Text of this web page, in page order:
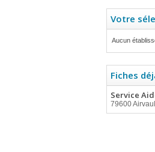
Votre
Aucun
Fiches
Service
79600